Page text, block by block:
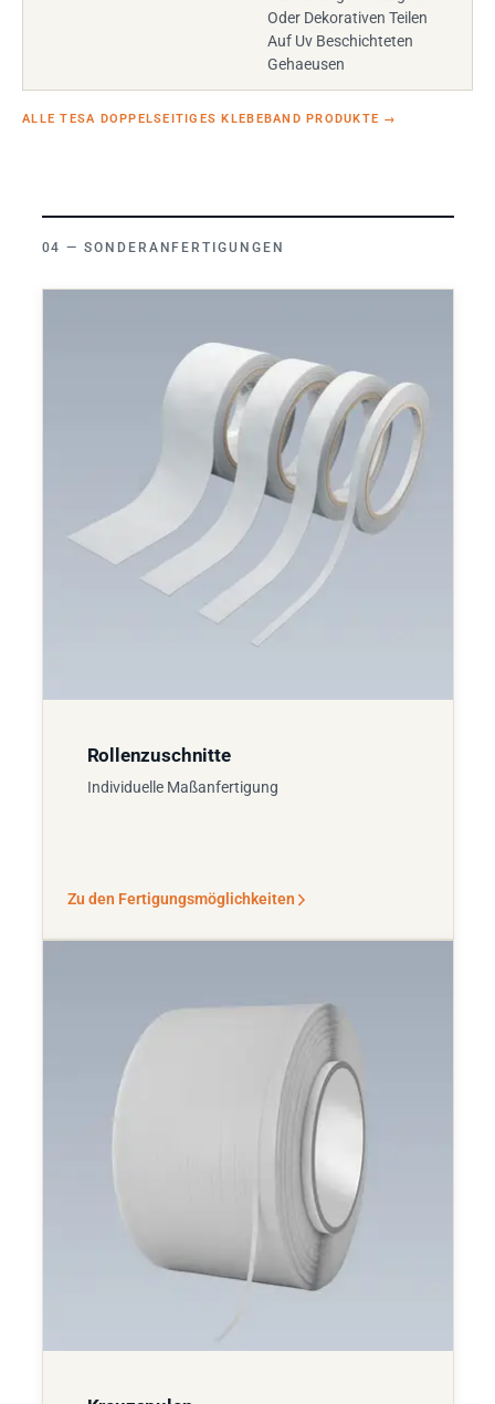
Oder Dekorativen Teilen
Auf Uv Beschichteten
Gehaeusen
ALLE TESA DOPPELSEITIGES KLEBEBAND PRODUKTE →
SONDERANFERTIGUNGEN
Rollenzuschnitte
Individuelle Maßanfertigung
Zu den Fertigungsmöglichkeiten